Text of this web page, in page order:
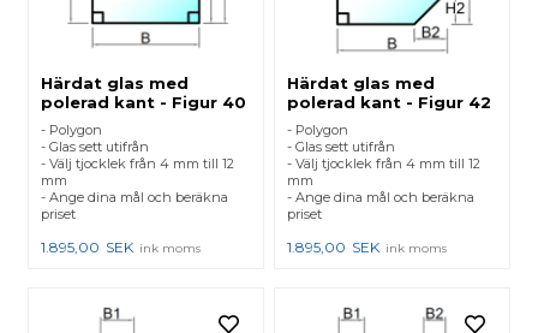
Härdat glas med
polerad kant - Figur 40
- Polygon
- Glas sett utifrån
- Välj tjocklek från 4 mm till 12
mm
- Ange dina mål och beräkna
priset
1.895,00 SEK ink moms
Härdat glas med
polerad kant - Figur 42
- Polygon
- Glas sett utifrån
- Välj tjocklek från 4 mm till 12
mm
- Ange dina mål och beräkna
priset
1.895,00 SEK ink moms